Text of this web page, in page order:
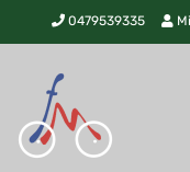
0479539335